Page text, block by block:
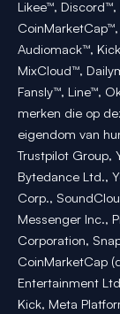
Likee™,
Audiomack™,
MixCloud™,
Fansly™, Line™,
merken die op
eigendom van
Trustpilot Group,
Bytedance Ltd.,
Corp.,
Messenger Inc.,
Corporation,
CoinMarketCap
Entertainment
Kick, Meta